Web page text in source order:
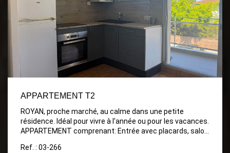
APPARTEMENT T2
ROYAN, proche marché, au calme dans une petite
résidence. Idéal pour vivre à l'année ou pour les vacances.
APPARTEMENT comprenant: Entrée avec placards, salon
fenêtre, Chambre avec placards. Balcon Place de Parking
Ref. : 03-266